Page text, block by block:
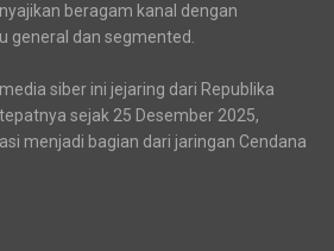
beragam kanal dengan
general dan segmented.
siber ini jejaring dari Republika
sejak 25 Desember 2025,
menjadi bagian dari jaringan Cendana